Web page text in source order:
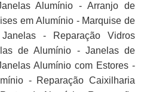
Alumínio - Arranjo de
em Alumínio - Marquise de
- Reparação Vidros
de Alumínio - Janelas de
Alumínio com Estores -
- Reparação Caixilharia